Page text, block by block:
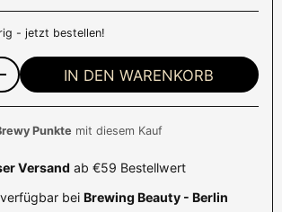
- jetzt bestellen!
IN DEN WARENKORB
Punkte mit diesem Kauf
Versand ab €59 Bestellwert
bei Brewing Beauty - Berlin